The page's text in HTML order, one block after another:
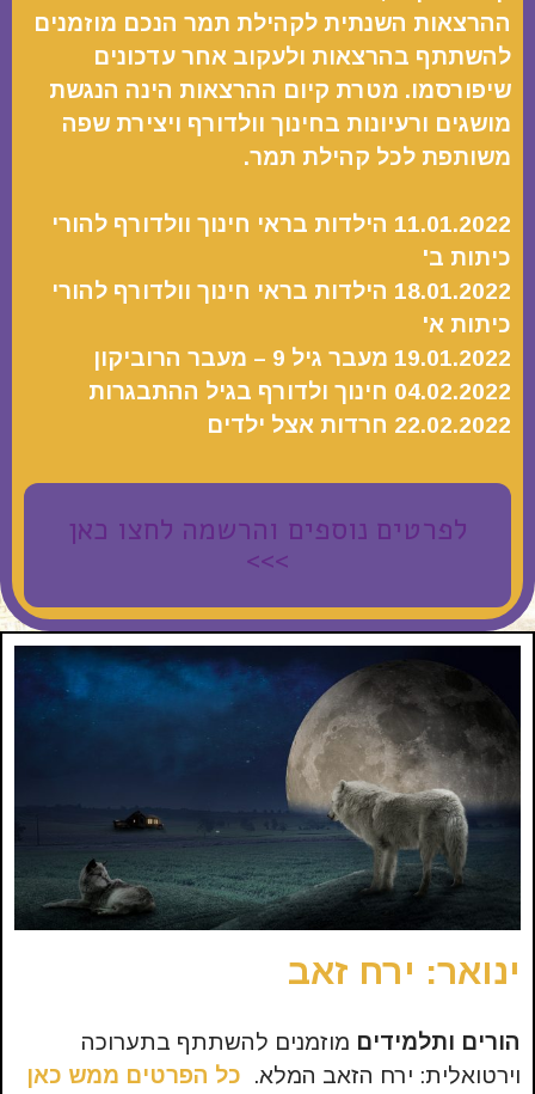
ההרצאות השנתית לקהילת תמר הנכם מוזמנים
להשתתף בהרצאות ולעקוב אחר עדכונים
שיפורסמו. מטרת קיום ההרצאות הינה הנגשת
מושגים ורעיונות בחינוך וולדורף ויצירת שפה
משותפת לכל קהילת תמר.
11.01.2022 הילדות בראי חינוך וולדורף להורי
כיתות ב'
18.01.2022 הילדות בראי חינוך וולדורף להורי
כיתות א'
19.01.2022 מעבר גיל 9 – מעבר הרוביקון
04.02.2022 חינוך ולדורף בגיל ההתבגרות
22.02.2022 חרדות אצל ילדים
לפרטים נוספים והרשמה לחצו כאן
>>>
ינואר: ירח זאב
הורים ותלמידים מוזמנים להשתתף בתערוכה
וירטואלית: ירח הזאב המלא. כל הפרטים ממש כאן